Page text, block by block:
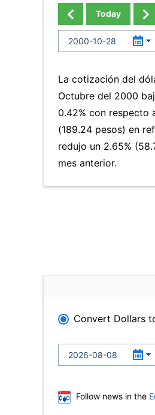
Today
La cotización del
Octubre del 2000
0.42% con respecto
(189.24 pesos) en
redujo un 2.65%
mes anterior.
Convert Dollars
Follow news in the